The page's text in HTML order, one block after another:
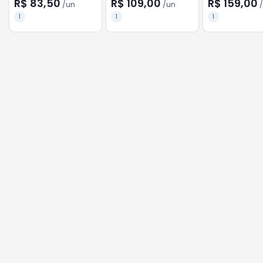
R$ 83,50 /un
1
R$ 109,00 /un
1
R$ 159,00 /
1